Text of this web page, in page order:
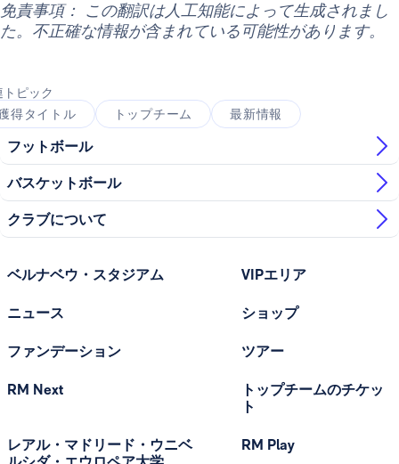
免責事項： この翻訳は人工知能によって生成されまし
た。不正確な情報が含まれている可能性があります。
トピック
得タイトル
トップチーム 最新情報
フットボール
バスケットボール
クラブについて
ベルナベウ・スタジアム
ニュース
ファンデーション
RM Next
レアル・マドリード・ウニベ
VIPエリア
ショップ
ツアー
トップチームのチケッ
ト
RM Play